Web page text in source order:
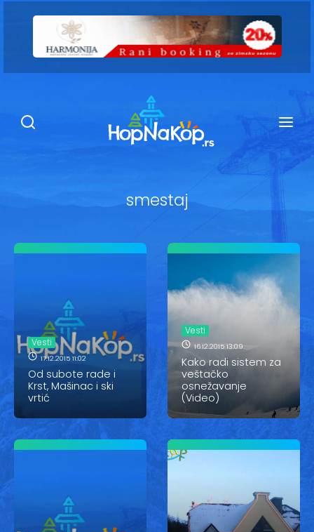
Ugostiteljstvo
Kop Info
Ski škole
Ski renta
Vesti
Oglasi
Galerija
Copyright© 2020
HopNaKop
smestaj
Vesti
17.12.2015 11:02
Od subote rade i
Krst, Mašinac i ski
vrtić
Vesti
16.12.2015 13:09
Kako radi sistem za
veštačko
osnežavanje
(Video)